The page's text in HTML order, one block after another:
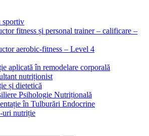
sportiv
fitness și personal trainer – calificare –
aerobic-fitness – Level 4
aplicată în remodelare corporală
nutriționist
și dietetică
Psihologie Nutrițională
în Tulburări Endocrine
uri nutriție